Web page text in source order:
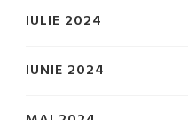
IULIE 2024
IUNIE 2024